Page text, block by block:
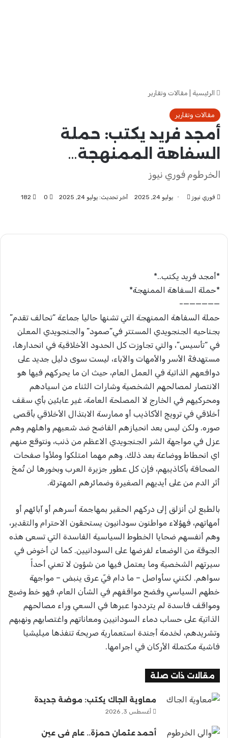
الرئيسية مقالات وتقارير
مقالات وتقارير
أمجد فريد يكتب: حملة
السفاهة الممنهجة…
الخرطوم فوري نيوز
فوري نيوز
أرسل يوليو 24, 2025 آخر تحديث: يوليو 24, 2025 0
182
*أمجد فريد يكتب..*
*حملة السفاهة الممنهجة*
——————-
حملة السفاهة الممنهجة التي تشنها حاليا جماعة “تحالف تقدم”
بجناحيه الجنجويدي المستتر في”صمود” والجنجويدي المعلن
في “تأسيس”، والتي تجاوزت كل الحدود الأخلاقية في انحدارها،
مستهدفةً الأسر والأمهات والآباء، ليست سوى دليل جديد على
دوافعهم الذاتية في العمل العام، حيث ان ما يحركهم فيها هو
الانتصار لمصالحهم الشخصية وشارات الثناء من اسيادهم
ومحركيهم في الخارج لا المصلحة العامة، غير عابئين بأي سقف
أخلاقي في ترويج الأكاذيب أو ممارسة الابتذال الأخلاقي بأقصى
صوره. ولكن ليس بعد انحيازهم الفاضح ضد شعبهم واهلهم وهم
عزل في مواجهة الشر الجنجويدي الاعظم من ذنب، ونتوقع منهم
اي انحطاط ووضاعة بعد ذلك. وهم مهما امتلكوا وملأوا صفحات
الصحافة بأكاذيبهم، فإن كل عطور جزيرة العرب وبخورها لن تُمحَ
أثر الدم من على أيديهم الصغيرة وضمائرهم المهترئة.
بالطبع لن أنزلق إلى دركهم الحقير بمهاجمة أسرهم أو آبائهم أو
أمهاتهم، فهؤلاء مواطنون سودانيون يستحقون الاحترام والتقدير،
وهم أنفسهم ضحايا الخطوط السياسية الفاسدة التي تسعى هذه
الجوقة من الوضعاء لفرضها على السودانيين. كما لن أخوض في
سيرتهم الشخصية وما يعتمل فيها من شؤون لا تعني أحداً
سواهم. لكنني سأواصل – ما دام فيّ عرق ينبض – مواجهة
خطهم السياسي وفضح مواقفهم في الشأن العام، فهو خط وضيع
ومواقف فاسدة لم يترددوا عبرها في السعي وراء مصالحهم
الذاتية على حساب دماء السودانيين ومعاناتهم واغتصابهم ونهبهم
وتشريدهم، لخدمة أجندة استعمارية صريحة تنفذها ميليشيا
فاشية مكتملة الأركان في اجرامها.
مقالات ذات صلة
معاوية الجاك يكتب: موضة جديدة
أغسطس 3, 2026
أحمد عثمان حمزة.. عام في عين